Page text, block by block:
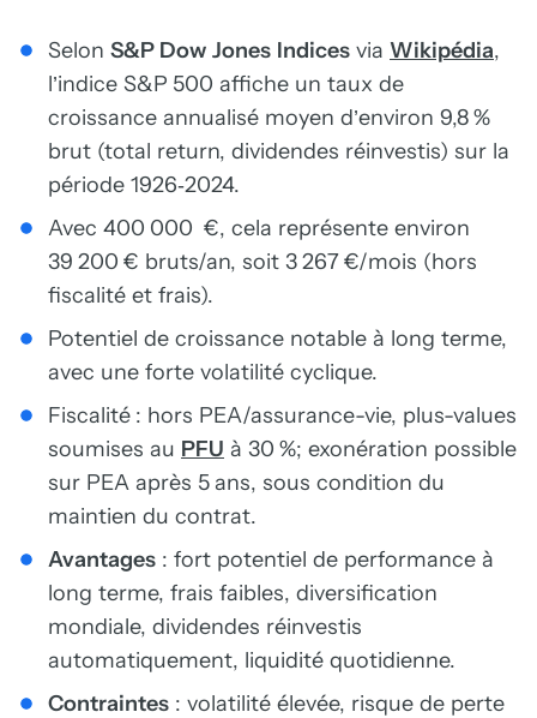
Selon S&P Dow Jones Indices via Wikipédia,
l’indice S&P 500 affiche un taux de
croissance annualisé moyen d’environ 9,8 %
brut (total return, dividendes réinvestis) sur la
période 1926‑2024.
Avec 400 000 €, cela représente environ
39 200 € bruts/an, soit 3 267 €/mois (hors
fiscalité et frais).
Potentiel de croissance notable à long terme,
avec une forte volatilité cyclique.
Fiscalité : hors PEA/assurance-vie, plus-values
soumises au PFU à 30 %; exonération possible
sur PEA après 5 ans, sous condition du
maintien du contrat.
Avantages : fort potentiel de performance à
long terme, frais faibles, diversification
mondiale, dividendes réinvestis
automatiquement, liquidité quotidienne.
Contraintes : volatilité élevée, risque de perte